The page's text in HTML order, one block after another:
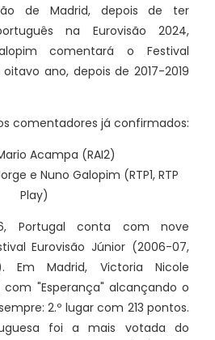
de Madrid, depois de ter
na Eurovisão 2024,
comentará o Festival
ano, depois de 2017-2019
comentadores já confirmados:
Acampa (RAI2)
e Nuno Galopim (RTP1, RTP
Play)
Portugal conta com nove
Eurovisão Júnior (2006-07,
Em Madrid, Victoria Nicole
"Esperança" alcançando o
2.º lugar com 213 pontos.
foi a mais votada do